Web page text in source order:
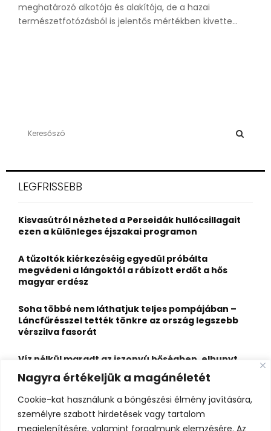
Nagyra értékeljük a magánéletét
Cookie-kat használunk a böngészési élmény javítására,
személyre szabott hirdetések vagy tartalom
megjelenítésére, valamint forgalmunk elemzésére. Az
meghatározó alkotója és alakítója, de a hazai
természetfotózásból is jelentős mértékben kivette...
h
o
r
LEGFRISSEBB
Kisvasútról nézheted a Perseidák hullócsillagait
ezen a különleges éjszakai programon
A tűzoltók kiérkezéséig egyedül próbálta
megvédeni a lángoktól a rábízott erdőt a hős
magyar erdész
Soha többé nem láthatjuk teljes pompájában –
Láncfűrésszel tették tönkre az ország legszebb
vérszilva fasorát
Víz nélkül maradt az iszonyú hőségben, elhunyt
egy kiránduló a legnépszerűbb horvát
hegységben
Felbecsülhetetlen értékű honfoglaláskori
leletegyüttes került elő Pest megyében – videóval